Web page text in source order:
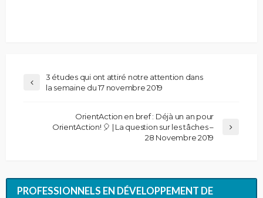
3 études qui ont attiré notre attention dans
la semaine du 17 novembre 2019
OrientAction en bref : Déjà un an pour
OrientAction! 🎈 | La question sur les tâches –
28 Novembre 2019
PROFESSIONNELS EN DÉVELOPPEMENT DE